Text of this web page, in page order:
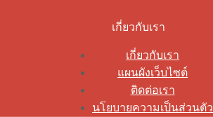
เกี่ยวกับเรา
เกี่ยวกับเรา
แผนผังเว็บไซต์
ติดต่อเรา
นโยบายความเป็นส่วนตัว